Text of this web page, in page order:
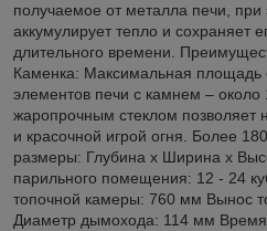
получаемое от металла печи, при
аккумулирует тепло и сохраняет
длительного времени.
Каменка: Максимальная площадь
элементов печи с камнем –
жаропрочным стеклом позволяет
и красочной игрой огня. Более
размеры: Глубина х Ширина х
парильного помещения: 12 - 24
топочной камеры: 760 мм Вынос
Диаметр дымохода: 114 мм